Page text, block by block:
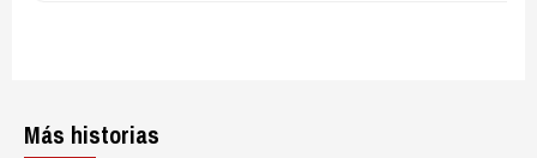
Más historias